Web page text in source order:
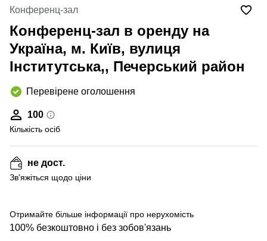
Конференц-зал
Конференц-зал в оренду на
Україна, м. Київ, вулиця
Інститутська,, Печерський район
Перевірене оголошення
100
Кількість осіб
не дост.
Зв'яжіться щодо ціни
Отримайте більше інформації про нерухомість
100% безкоштовно і без зобов'язань